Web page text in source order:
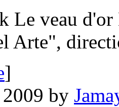
Le veau
Arte",
]
by